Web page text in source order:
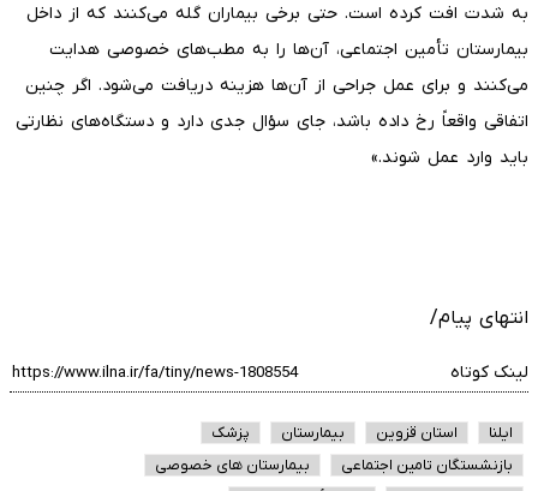
به شدت افت کرده است. حتی برخی بیماران گله می‌کنند که از داخل
بیمارستان تأمین اجتماعی، آن‌ها را به مطب‌های خصوصی هدایت
می‌کنند و برای عمل جراحی از آن‌ها هزینه دریافت می‌شود. اگر چنین
اتفاقی واقعاً رخ داده باشد، جای سؤال جدی دارد و دستگاه‌های نظارتی
باید وارد عمل شوند.»
انتهای پیام/
لینک کوتاه
ایلنا استان قزوین بیمارستان
پزشک
بازنشستگان تامین اجتماعی
بیمارستان های خصوصی